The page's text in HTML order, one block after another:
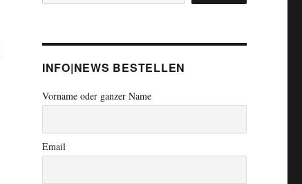
INFO|NEWS BESTELLEN
Vorname oder ganzer Name
Email